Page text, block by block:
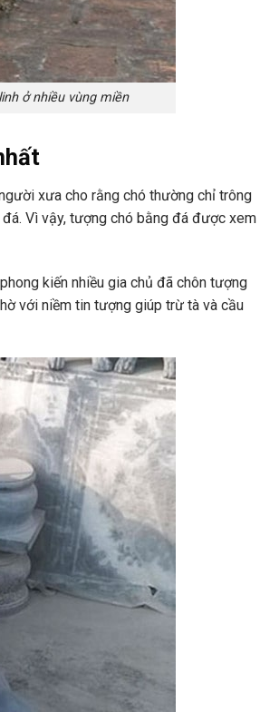
ở nhiều vùng miền
xưa cho rằng chó thường chỉ trông
Vì vậy, tượng chó bằng đá được xem
kiến nhiều gia chủ đã chôn tượng
với niềm tin tượng giúp trừ tà và cầu